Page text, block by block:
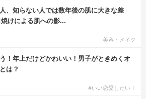
、知らない人では数年後の肌に大きな差
けによる肌への影...
美容・メイク
！年上だけどかわいい！男子がときめくオ
は？
#いい恋愛したい！